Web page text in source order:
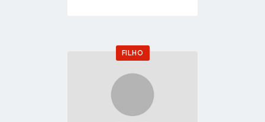
FILHO
Go
profile
page